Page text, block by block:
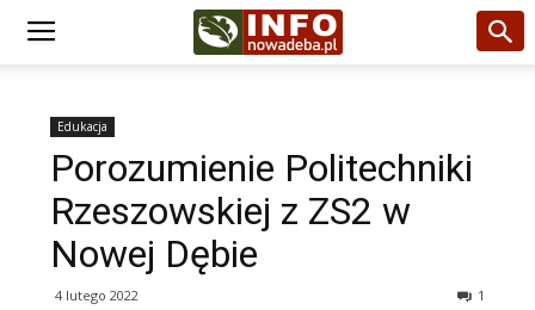
Edukacja
Porozumienie Politechniki
Rzeszowskiej z ZS2 w
Nowej Dębie
4 lutego 2022 1